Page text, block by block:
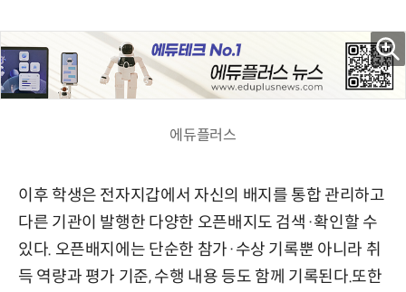
에듀플러스
이후 학생은 전자지갑에서 자신의 배지를 통합 관리하고
다른 기관이 발행한 다양한 오픈배지도 검색·확인할 수
있다. 오픈배지에는 단순한 참가·수상 기록뿐 아니라 취
득 역량과 평가 기준, 수행 내용 등도 함께 기록된다.또한